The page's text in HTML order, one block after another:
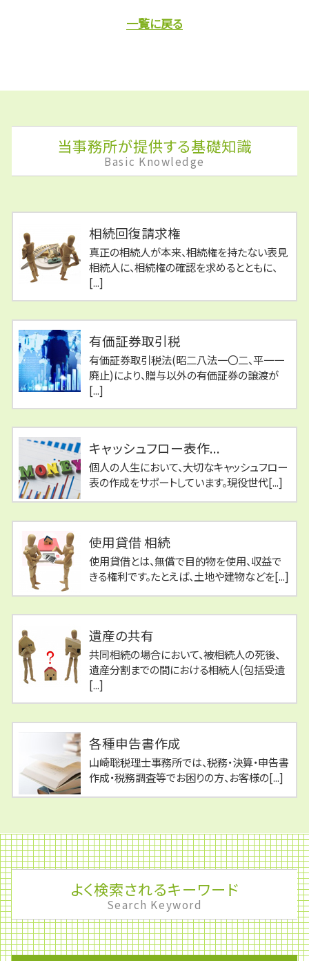
一覧に戻る
当事務所が提供する基礎知識
Basic Knowledge
相続回復請求権
真正の相続人が本来、相続権を持たない表見
相続人に、相続権の確認を求めるとともに、
[...]
有価証券取引税
有価証券取引税法(昭二八法一〇二、平一一
廃止)により、贈与以外の有価証券の譲渡が
[...]
キャッシュフロー表作...
個人の人生において、大切なキャッシュフロー
表の作成をサポートしています。現役世代[...]
使用貸借 相続
使用貸借とは、無償で目的物を使用、収益で
きる権利です。たとえば、土地や建物などを[...]
遺産の共有
共同相続の場合において、被相続人の死後、
遺産分割までの間における相続人(包括受遺
[...]
各種申告書作成
山崎聡税理士事務所では、税務・決算・申告書
作成・税務調査等でお困りの方、お客様の[...]
よく検索されるキーワード
Search Keyword